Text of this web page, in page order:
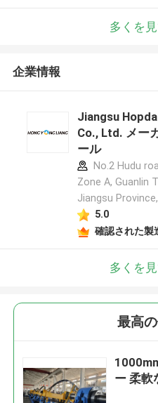
多くを
企業情報
Jiangsu
Co., Ltd. メー
ール
No.2 Hudu
Zone A, Guanlin
Jiangsu
5.0
確認された製
多くを
最高
ー 柔軟